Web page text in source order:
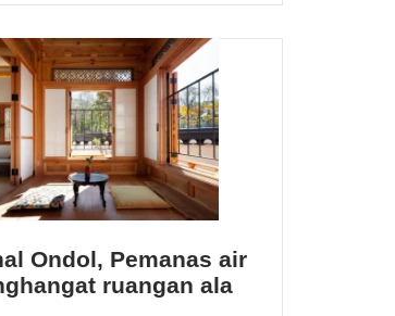
Ondol, Pemanas air
ruangan ala